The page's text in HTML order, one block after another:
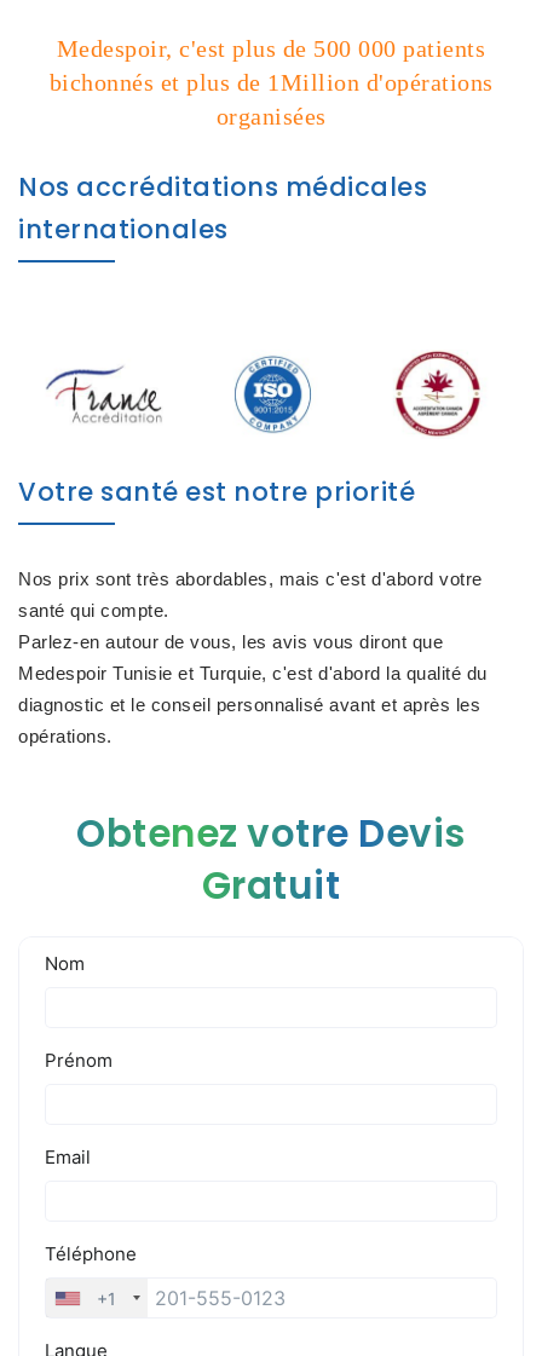
Medespoir, c'est plus de 500 000 patients
bichonnés et plus de 1Million d'opérations
organisées
Nos accréditations médicales
internationales
Votre santé est notre priorité
Nos prix sont très abordables, mais c'est d'abord votre
santé qui compte.
Parlez-en autour de vous, les avis vous diront que
Medespoir Tunisie et Turquie, c'est d'abord la qualité du
diagnostic et le conseil personnalisé avant et après les
opérations.
Obtenez votre Devis
Gratuit